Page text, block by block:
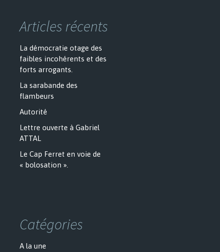
Articles récents
La démocratie otage des
faibles incohérents et des
forts arrogants.
La sarabande des
flambeurs
Autorité
Lettre ouverte à Gabriel
ATTAL
Le Cap Ferret en voie de
« bolosation ».
Catégories
A la une